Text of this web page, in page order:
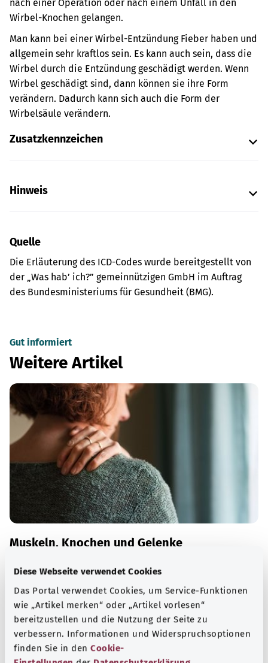
Diese Webseite verwendet Cookies
Das Portal verwendet Cookies, um Service-Funktionen
wie „Artikel merken“ oder „Artikel vorlesen“
bereitzustellen und die Nutzung der Seite zu
verbessern. Informationen und Widerspruchsoptionen
finden Sie in den Cookie-
nach einer Operation oder nach einem Unfall in den
Wirbel-Knochen gelangen.
Man kann bei einer Wirbel-Entzündung Fieber haben und
allgemein sehr kraftlos sein. Es kann auch sein, dass die
Wirbel durch die Entzündung geschädigt werden. Wenn
Wirbel geschädigt sind, dann können sie ihre Form
verändern. Dadurch kann sich auch die Form der
Wirbelsäule verändern.
Zusatzkennzeichen
Hinweis
Quelle
Die Erläuterung des ICD-Codes wurde bereitgestellt von
der „Was hab’ ich?” gemeinnützigen GmbH im Auftrag
des Bundesministeriums für Gesundheit (BMG).
Gut informiert
Weitere Artikel
Muskeln, Knochen und Gelenke
Viele Erkrankungen des Bewegungsapparates sind auf
auch auf zu wenig Bewegung und zu viel Sitzen.
Mehr erfahren